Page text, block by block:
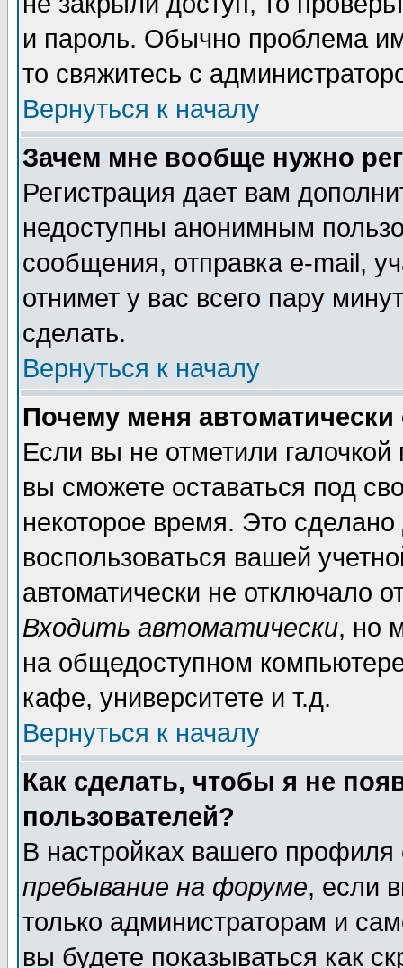
и пароль. Обычно проблема
то свяжитесь с
Вернуться к началу
Зачем мне вообще нужно
Регистрация дает вам
недоступны анонимным
сообщения, отправка e-mail,
отнимет у вас всего пару
сделать.
Вернуться к началу
Почему меня автоматически
Если вы не отметили галочкой
вы сможете оставаться под
некоторое время. Это
воспользоваться вашей
автоматически не отключало
Входить автоматически, но
на общедоступном
кафе, университете и т.д.
Вернуться к началу
Как сделать, чтобы я не
пользователей?
В настройках вашего
пребывание на форуме, если
только администраторам и
вы будете показываться как